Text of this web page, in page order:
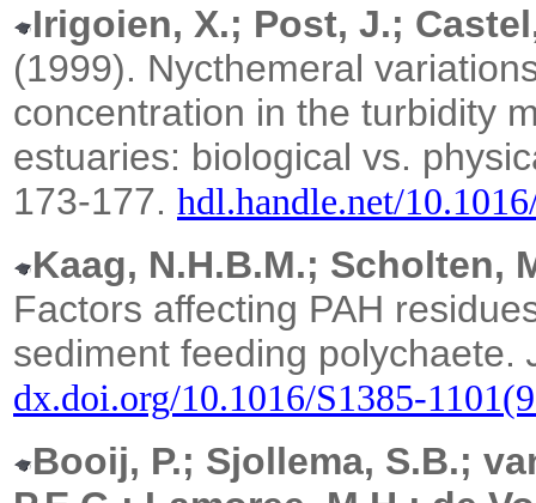
Irigoien, X.; Post, J.;
(1999). Nycthemeral
concentration in the turbidity
estuaries: biological vs.
173-177. hdl.handle.net/
Kaag, N.H.B.M.; Scholten,
Factors affecting PAH
sediment feeding polychaete.
dx.doi.org/10.1016/S1385-
Booij, P.; Sjollema, S.B.;